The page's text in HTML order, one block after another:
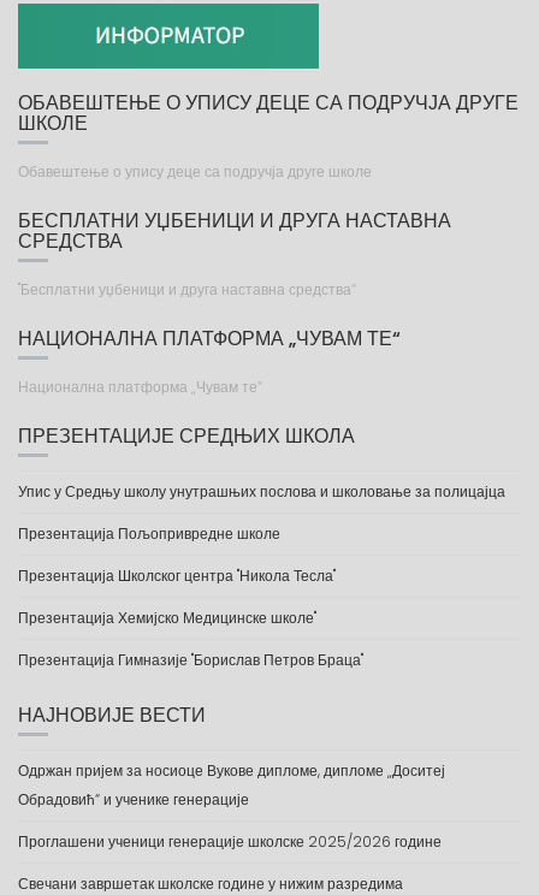
ОБАВЕШТЕЊЕ О УПИСУ ДЕЦЕ СА ПОДРУЧЈА ДРУГЕ
ШКОЛЕ
Обавештење о упису деце са подручја друге школе
БЕСПЛАТНИ УЏБЕНИЦИ И ДРУГА НАСТАВНА
СРЕДСТВА
"Бесплатни уџбеници и друга наставна средства“
НАЦИОНАЛНА ПЛАТФОРМА „ЧУВАМ ТЕ“
Национална платформа „Чувам те“
ПРЕЗЕНТАЦИЈЕ СРЕДЊИХ ШКОЛА
Упис у Средњу школу унутрашњих послова и школовање за полицајца
Презентација Пољопривредне школе
Презентација Школског центра "Никола Тесла"
Презентација Хемијско Медицинске школе"
Презентација Гимназије "Борислав Петров Браца"
НАЈНОВИЈЕ ВЕСТИ
Одржан пријем за носиоце Вукове дипломе, дипломе „Доситеј
Обрадовић“ и ученике генерације
Проглашени ученици генерације школске 2025/2026 године
Свечани завршетак школске године у нижим разредима